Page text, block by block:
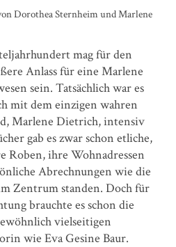
Dorothea Sternheim und Marlene
mag für den
Anlass für eine Marlene
sein. Tatsächlich war es
mit dem einzigen wahren
Marlene Dietrich, intensiv
gab es zwar schon etliche,
Roben, ihre Wohnadressen
Abrechnungen wie die
Zentrum standen. Doch für
brauchte es schon die
vielseitigen
wie Eva Gesine Baur.